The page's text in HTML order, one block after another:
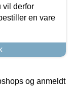
vil derfor
en vare
og anmeldt